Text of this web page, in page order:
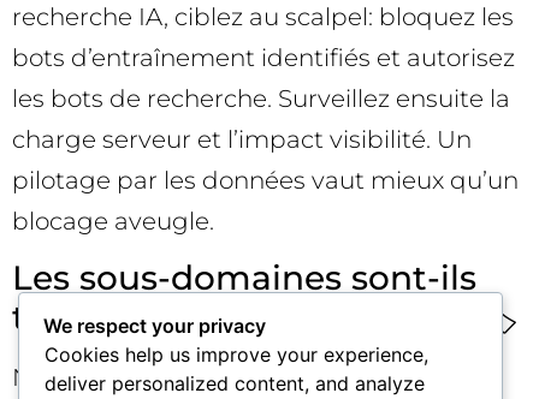
recherche IA, ciblez au scalpel: bloquez les
bots d’entraînement identifiés et autorisez
les bots de recherche. Surveillez ensuite la
charge serveur et l’impact visibilité. Un
pilotage par les données vaut mieux qu’un
blocage aveugle.
Les sous-domaines sont-ils
tous mauvais pour le SEO? 🏷️
Non. Les sous-domaines “propres” et
We respect your privacy
Cookies help us improve your experience,
deliver personalized content, and analyze